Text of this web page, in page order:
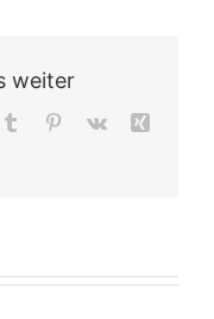
weiter
Tumblr Pinterest
Vk